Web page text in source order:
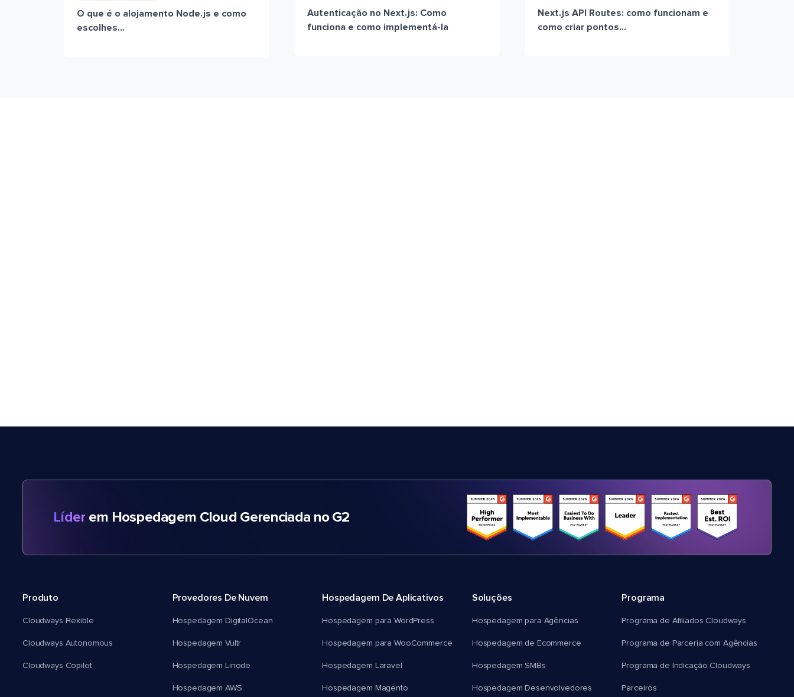
O que é o alojamento Node.js e como
escolhes...
Autenticação no Next.js: Como
funciona e como implementá-la
Next.js API Routes: como funcionam e
como criar pontos...
Líder em Hospedagem Cloud Gerenciada no G2
Produto
Cloudways Flexible
Cloudways Autonomous
Cloudways Copilot
Provedores De Nuvem
Hospedagem DigitalOcean
Hospedagem Vultr
Hospedagem Linode
Hospedagem AWS
Hospedagem De Aplicativos
Hospedagem para WordPress
Hospedagem para WooCommerce
Hospedagem Laravel
Hospedagem Magento
Soluções
Hospedagem para Agências
Hospedagem de Ecommerce
Hospedagem SMBs
Hospedagem Desenvolvedores
Programa
Programa de Afiliados Cloudways
Programa de Parceria com Agências
Programa de Indicação Cloudways
Parceiros